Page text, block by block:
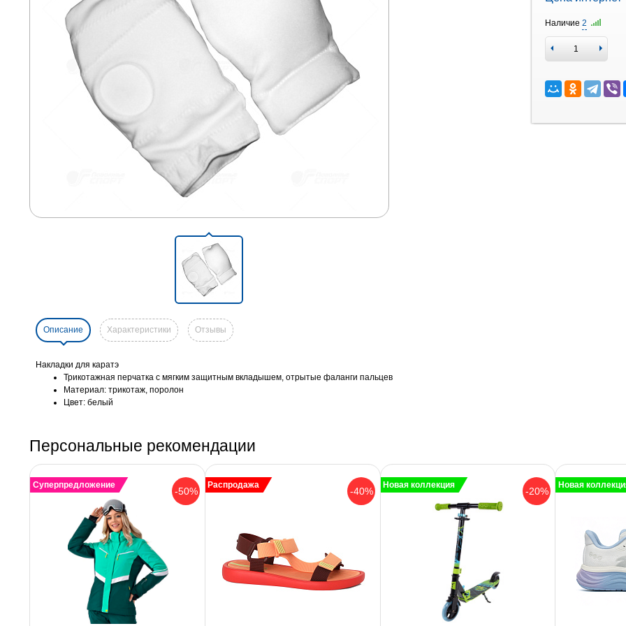
Наличие 2
Описание Характеристики Отзывы
Накладки для каратэ
Трикотажная перчатка с мягким защитным вкладышем, отрытые фаланги пальцев
Материал: трикотаж, поролон
Цвет: белый
Персональные рекомендации
-50%
Суперпредложение
-40%
Распродажа
-20%
Новая коллекция Новая